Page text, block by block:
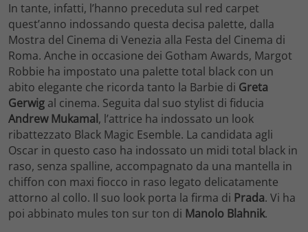
In tante, infatti, l’hanno preceduta sul red carpet
quest’anno indossando questa decisa palette, dalla
Mostra del Cinema di Venezia alla Festa del Cinema di
Roma. Anche in occasione dei Gotham Awards, Margot
Robbie ha impostato una palette total black con un
abito elegante che ricorda tanto la Barbie di Greta
Gerwig al cinema. Seguita dal suo stylist di fiducia
Andrew Mukamal, l’attrice ha indossato un look
ribattezzato Black Magic Esemble. La candidata agli
Oscar in questo caso ha indossato un midi total black in
raso, senza spalline, accompagnato da una mantella in
chiffon con maxi fiocco in raso legato delicatamente
attorno al collo. Il suo look porta la firma di Prada. Vi ha
poi abbinato mules ton sur ton di Manolo Blahnik.